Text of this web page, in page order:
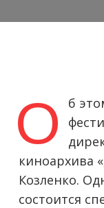
О
б
киноархива
Козленко.
состоится